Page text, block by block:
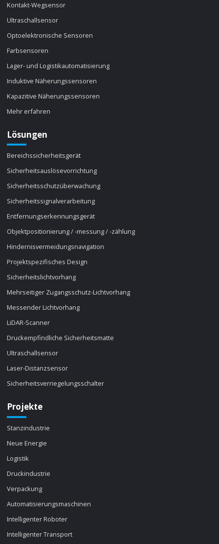
Kontakt-Wegsensor
Ultraschallsensor
Optoelektronische Sensoren
Farbsensoren
Lager- und Logistikautomatisierung
Induktive Näherungssensoren
Kapazitive Näherungssensoren
Mehr erfahren
Lösungen
Bereichssicherheitsgerät
Sicherheitsauslösevorrichtung
Sicherheitsschutzüberwachung
Sicherheitssignalverarbeitung
Entfernungserkennungsgerät
Objektpositionierung / -messung / -zählung
Hindernisvermeidungsnavigation
Projektspezifisches Design
Sicherheitslichtvorhang
Mehrseitiger Zugangsschutz-Lichtvorhang
Messender Lichtvorhang
LiDAR-Scanner
Druckempfindliche Sicherheitsmatte
Ultraschallsensor
Laser-Distanzsensor
Sicherheitsverriegelungsschalter
Projekte
Stanzindustrie
Neue Energie
Logistik
Druckindustrie
Verpackung
Automatisierungsmaschinen
Intelligenter Roboter
Intelligenter Transport